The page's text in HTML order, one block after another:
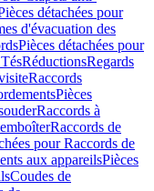
détachées pour
d'évacuation des
Pièces détachées pour
RéductionsRegards
Raccords
Pièces
Raccords à
Raccords de
pour Raccords de
aux appareilsPièces
Coudes de